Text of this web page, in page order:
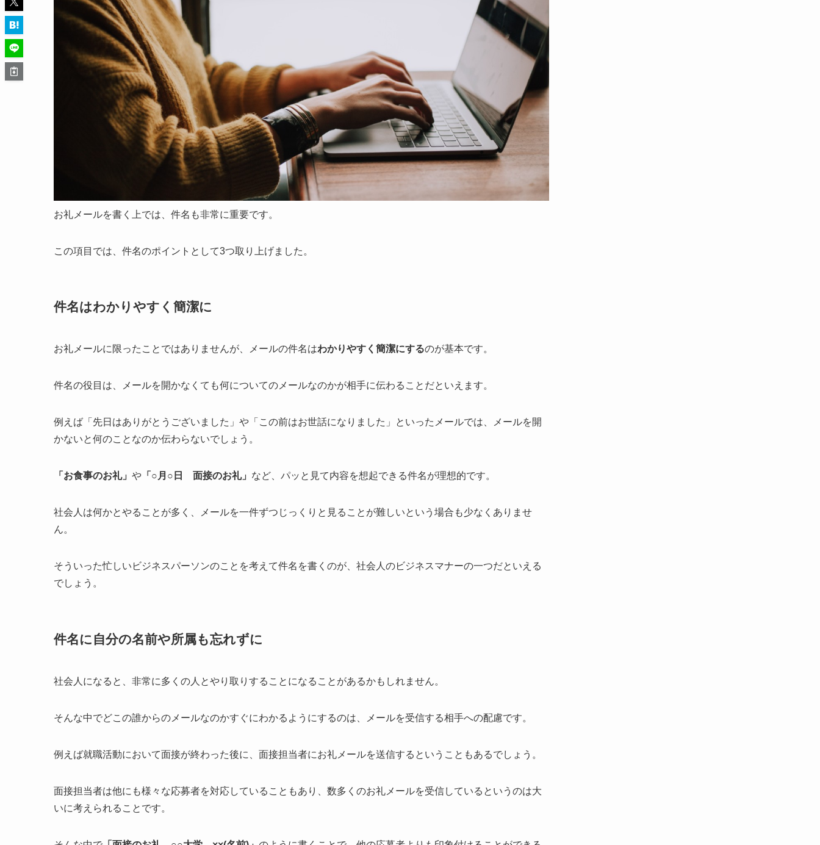
お礼メールを書く上では、件名も非常に重要です。
この項目では、件名のポイントとして3つ取り上げました。
件名はわかりやすく簡潔に
お礼メールに限ったことではありませんが、メールの件名はわかりやすく簡潔にするのが基本です。
件名の役目は、メールを開かなくても何についてのメールなのかが相手に伝わることだといえます。
例えば「先日はありがとうございました」や「この前はお世話になりました」といったメールでは、メールを開
かないと何のことなのか伝わらないでしょう。
「お食事のお礼」 や 「○月○日 面接のお礼」 など、パッと見て内容を想起できる件名が理想的です。
社会人は何かとやることが多く、メールを一件ずつじっくりと見ることが難しいという場合も少なくありませ
ん。
そういった忙しいビジネスパーソンのことを考えて件名を書くのが、社会人のビジネスマナーの一つだといえる
でしょう。
件名に自分の名前や所属も忘れずに
社会人になると、非常に多くの人とやり取りすることになることがあるかもしれません。
そんな中でどこの誰からのメールなのかすぐにわかるようにするのは、メールを受信する相手への配慮です。
例えば就職活動において面接が終わった後に、面接担当者にお礼メールを送信するということもあるでしょう。
面接担当者は他にも様々な応募者を対応していることもあり、数多くのお礼メールを受信しているというのは大
いに考えられることです。